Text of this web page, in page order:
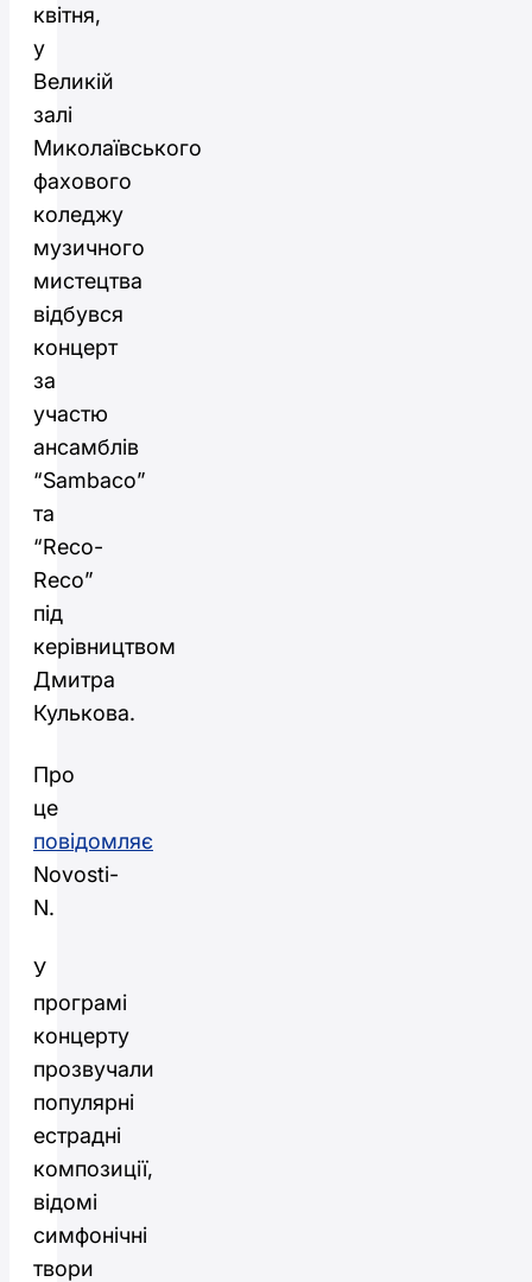
квітня,
у
Великій
залі
Миколаївського
фахового
коледжу
музичного
мистецтва
відбувся
концерт
за
участю
ансамблів
“Sambaco”
та
“Reco-
Reco”
під
керівництвом
Дмитра
Кулькова.
Про
це
повідомляє
Novosti-
N.
У
програмі
концерту
прозвучали
популярні
естрадні
композиції,
відомі
симфонічні
твори